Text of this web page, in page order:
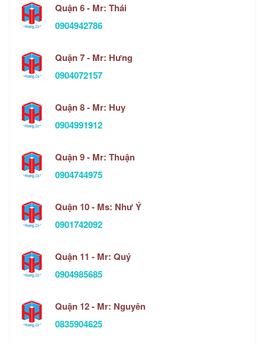
Quận 6 - Mr: Thái
0904942786
Quận 7 - Mr: Hưng
0904072157
Quận 8 - Mr: Huy
0904991912
Quận 9 - Mr: Thuận
0904744975
Quận 10 - Ms: Như Ý
0901742092
Quận 11 - Mr: Quý
0904985685
Quận 12 - Mr: Nguyên
0835904625